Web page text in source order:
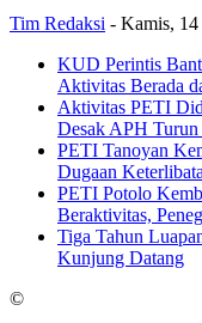
Tim Redaksi - Kamis, 14
KUD Perintis
Aktivitas Berada
Aktivitas PETI
Desak APH Turun
PETI Tanoyan
Dugaan
PETI Potolo
Beraktivitas,
Tiga Tahun
Kunjung Datang
©